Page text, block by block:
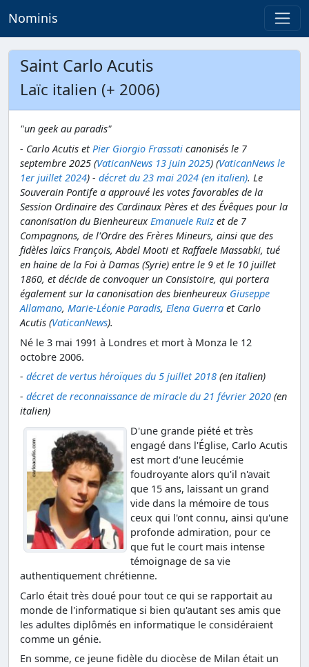
Nominis
Saint Carlo Acutis
Laïc italien (+ 2006)
"un geek au paradis"
- Carlo Acutis et Pier Giorgio Frassati canonisés le 7
septembre 2025 (VaticanNews 13 juin 2025) (VaticanNews le
1er juillet 2024) - décret du 23 mai 2024 (en italien). Le
Souverain Pontife a approuvé les votes favorables de la
Session Ordinaire des Cardinaux Pères et des Évêques pour la
canonisation du Bienheureux Emanuele Ruizet de 7
Compagnons, de l'Ordre des Frères Mineurs, ainsi que des
fidèles laïcs François, Abdel Mooti et Raffaele Massabki, tué
en haine de la Foi à Damas (Syrie) entre le 9 et le 10 juillet
1860, et décide de convoquer un Consistoire, qui portera
également sur la canonisation des bienheureux Giuseppe
Allamano, Marie-Léonie Paradis, Elena Guerra et Carlo
Acutis (VaticanNews).
Né le 3 mai 1991 à Londres et mort à Monza le 12
octobre 2006.
- décret de vertus héroïques du 5 juillet 2018 (en italien)
- décret de reconnaissance de miracle du 21 février 2020 (en
italien)
D'une grande piété et très
engagé dans l'Église, Carlo Acutis
est mort d'une leucémie
foudroyante alors qu'il n'avait
que 15 ans, laissant un grand
vide dans la mémoire de tous
ceux qui l'ont connu, ainsi qu'une
profonde admiration, pour ce
que fut le court mais intense
témoignage de sa vie
authentiquement chrétienne.
Carlo était très doué pour tout ce qui se rapportait au
monde de l'informatique si bien qu'autant ses amis que
les adultes diplômés en informatique le considéraient
comme un génie.
En somme, ce jeune fidèle du diocèse de Milan était un